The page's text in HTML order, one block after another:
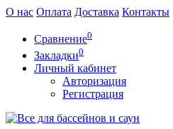
О нас Оплата Доставка Контакты
Сравнение0
Закладки0
Личный кабинет
Авторизация
Регистрация